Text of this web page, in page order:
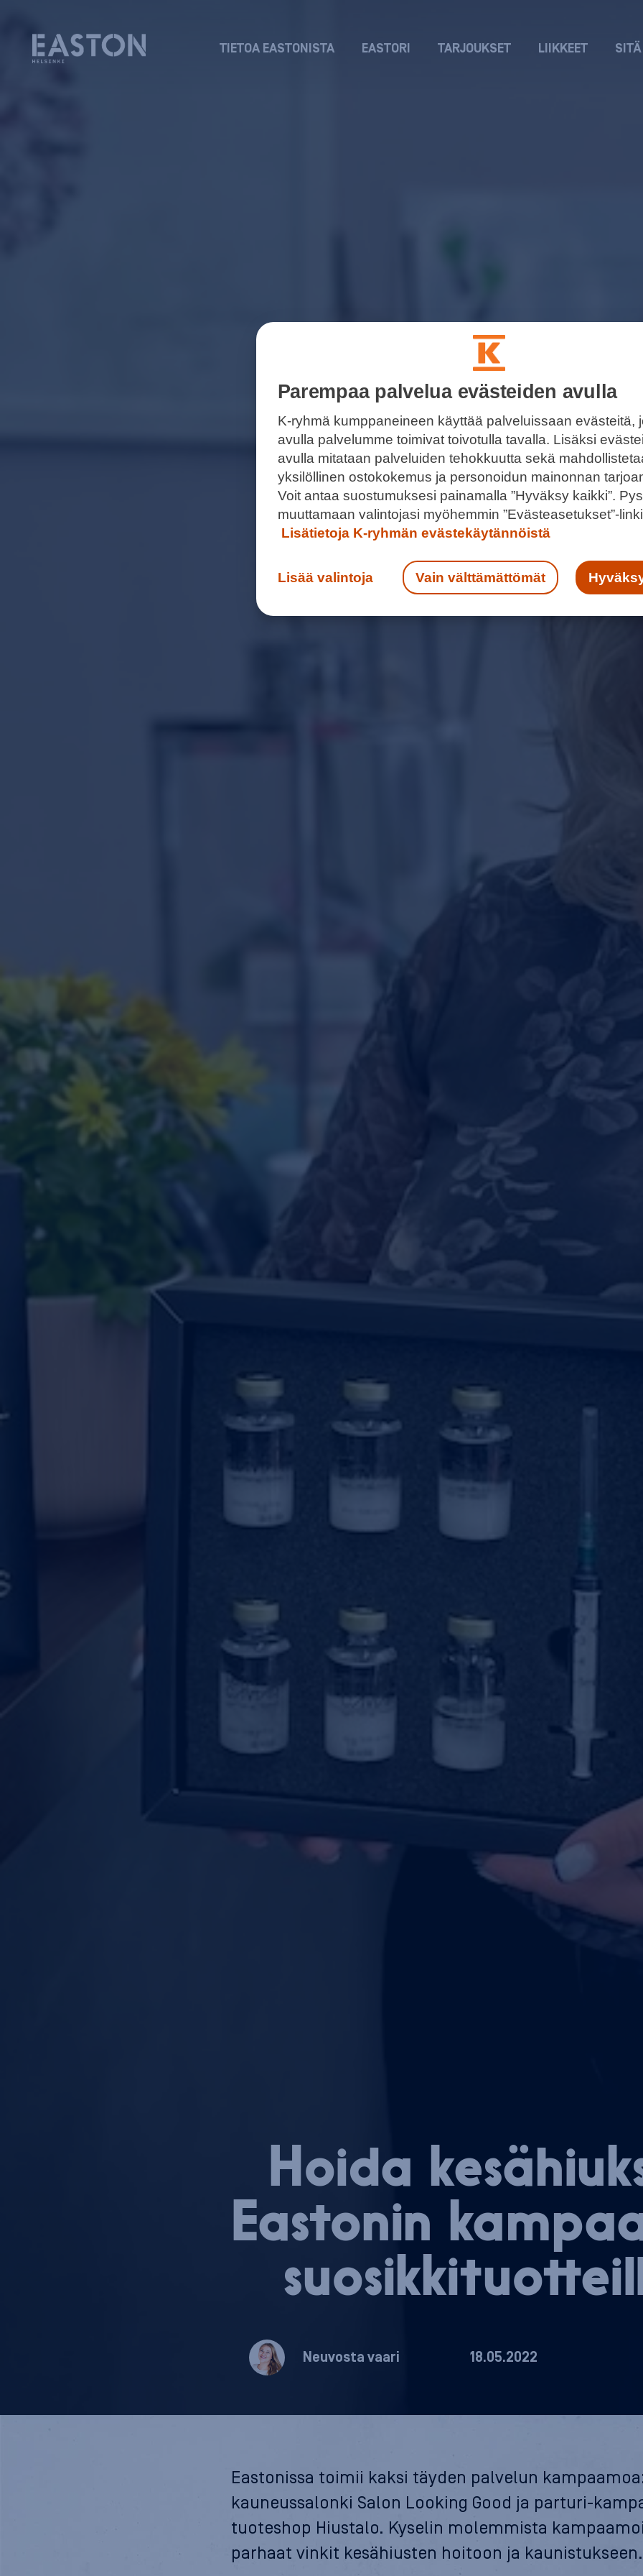
TIETOA EASTONISTA EASTORI TARJOUKSET LIIKKEET
Hoida
Eastonin
Neuvosta vaari 18.05.2022
Eastonissa toimii kaksi täyden palvelun
kauneussalonki Salon Looking Good ja parturi-
tuoteshop Hiustalo. Kyselin molemmista
parhaat vinkit kesähiusten hoitoon ja kaunistukseen.
Parempaa palvelua evästeiden avulla
K-ryhmä kumppaneineen käyttää palveluissaan evästeitä,
avulla palvelumme toimivat toivotulla tavalla. Lisäksi
avulla mitataan palveluiden tehokkuutta sekä
yksilöllinen ostokokemus ja personoidun mainonnan
Voit antaa suostumuksesi painamalla ”Hyväksy kaikki”.
muuttamaan valintojasi myöhemmin ”Evästeasetukset”-
Lisätietoja K-ryhmän evästekäytännöistä
Lisää valintoja Vain välttämättömät